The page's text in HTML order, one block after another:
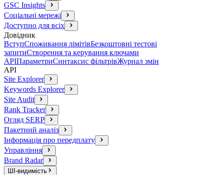
GSC Insights
Соціальні мережі
Доступно для всіх
Довідник
ВступСпоживання лімітівБезкоштовні тестові
запитиСтворення та керування ключами
APIПараметриСинтаксис фільтрівЖурнал змін
API
Site Explorer
Keywords Explorer
Site Audit
Rank Tracker
Огляд SERP
Пакетний аналіз
Інформація про передплату
Управління
Brand Radar
ШІ-видимість